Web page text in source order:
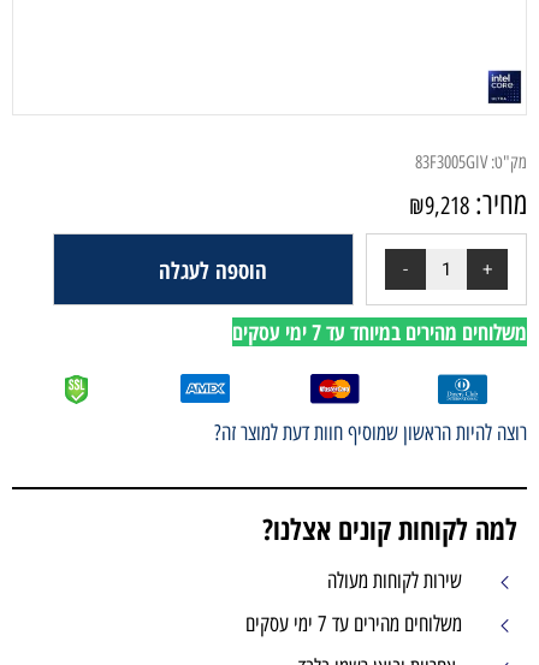
מק"ט: 83F3005GIV
מחיר: ₪9,218
הוספה לעגלה
משלוחים מהירים במיוחד עד 7 ימי עסקים
רוצה להיות הראשון שמוסיף חוות דעת למוצר זה?
למה לקוחות קונים אצלנו?
שירות לקוחות מעולה
משלוחים מהירים עד 7 ימי עסקים